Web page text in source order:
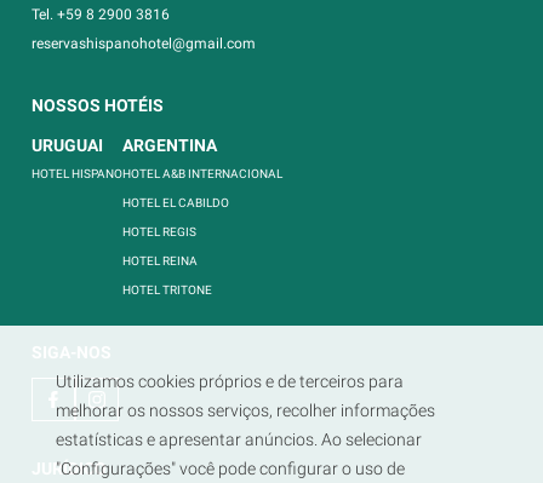
Tel. +59 8 2900 3816
reservashispanohotel@gmail.com
NOSSOS HOTÉIS
URUGUAI
HOTEL HISPANO
ARGENTINA
HOTEL A&B INTERNACIONAL
HOTEL EL CABILDO
HOTEL REGIS
HOTEL REINA
HOTEL TRITONE
SIGA-NOS
JURÍDICO
Utilizamos cookies próprios e de terceiros para
melhorar os nossos serviços, recolher informações
estatísticas e apresentar anúncios. Ao selecionar
"Configurações" você pode configurar o uso de